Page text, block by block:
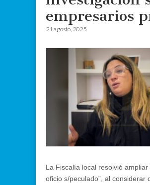
empresarios
21 agosto, 2025
La Fiscalía local resolvió
oficio s/peculado”, al